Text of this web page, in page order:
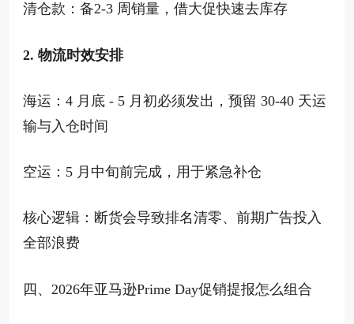
清仓款：备2-3 周销量，借大促快速去库存
2. 物流时效安排
海运：4 月底 - 5 月初必须发出，预留 30-40 天运
输与入仓时间
空运：5 月中旬前完成，用于紧急补仓
核心逻辑：断货会导致排名清零、前期广告投入
全部浪费
四、2026年亚马逊Prime Day促销提报怎么组合